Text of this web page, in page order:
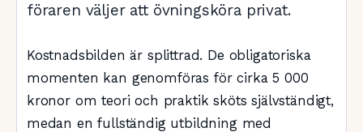
föraren väljer att övningsköra privat.
Kostnadsbilden är splittrad. De obligatoriska
momenten kan genomföras för cirka 5 000
kronor om teori och praktik sköts självständigt,
medan en fullständig utbildning med